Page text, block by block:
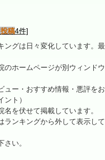
稿4件]
グは日々変化しています。最
ホームページが別ウィンドウ
ー・おすすめ情報・悪評をお
ト）
名を伏せて掲載しています。
ンキングから外して表示して
さい。